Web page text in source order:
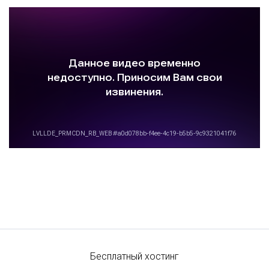
Бесплатный хостинг